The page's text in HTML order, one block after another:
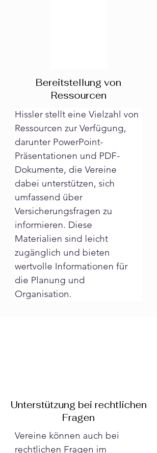
Bereitstellung von
Ressourcen
Hissler stellt eine Vielzahl von
Ressourcen zur Verfügung,
darunter PowerPoint-
Präsentationen und PDF-
Dokumente, die Vereine
dabei unterstützen, sich
umfassend über
Versicherungsfragen zu
informieren. Diese
Materialien sind leicht
zugänglich und bieten
wertvolle Informationen für
die Planung und
Organisation.
Unterstützung bei rechtlichen
Fragen
Vereine können auch bei
rechtlichen Fragen im